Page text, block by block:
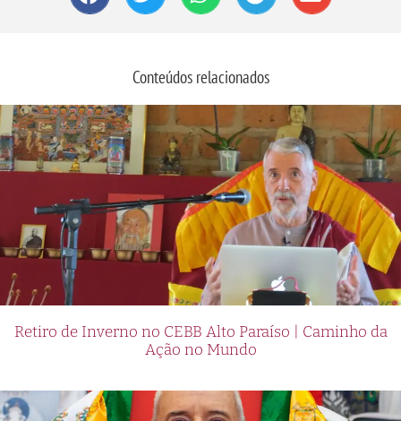
Conteúdos relacionados
Retiro de Inverno no CEBB Alto Paraíso | Caminho da
Ação no Mundo